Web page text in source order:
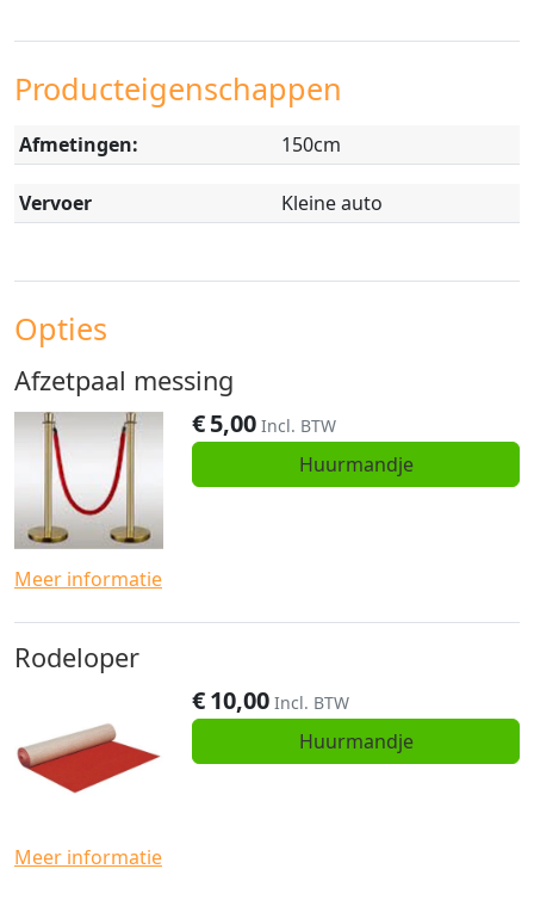
Producteigenschappen
Afmetingen: 150cm
Vervoer Kleine auto
Opties
Afzetpaal messing
€5,00 Incl. BTW
Huurmandje
Meer informatie
Rodeloper
€10,00 Incl. BTW
Huurmandje
Meer informatie